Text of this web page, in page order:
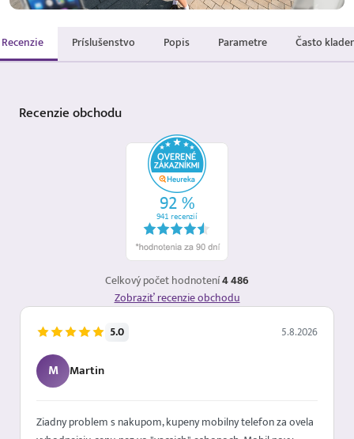
Recenzie Príslušenstvo Popis Parametre Často
Recenzieobchodu
Celkový počet hodnotení4 486
Zobraziť recenzie obchodu
5.0 5.8.2026
M Martin
Ziadny problem s nakupom, kupeny mobilny telefon za ovela